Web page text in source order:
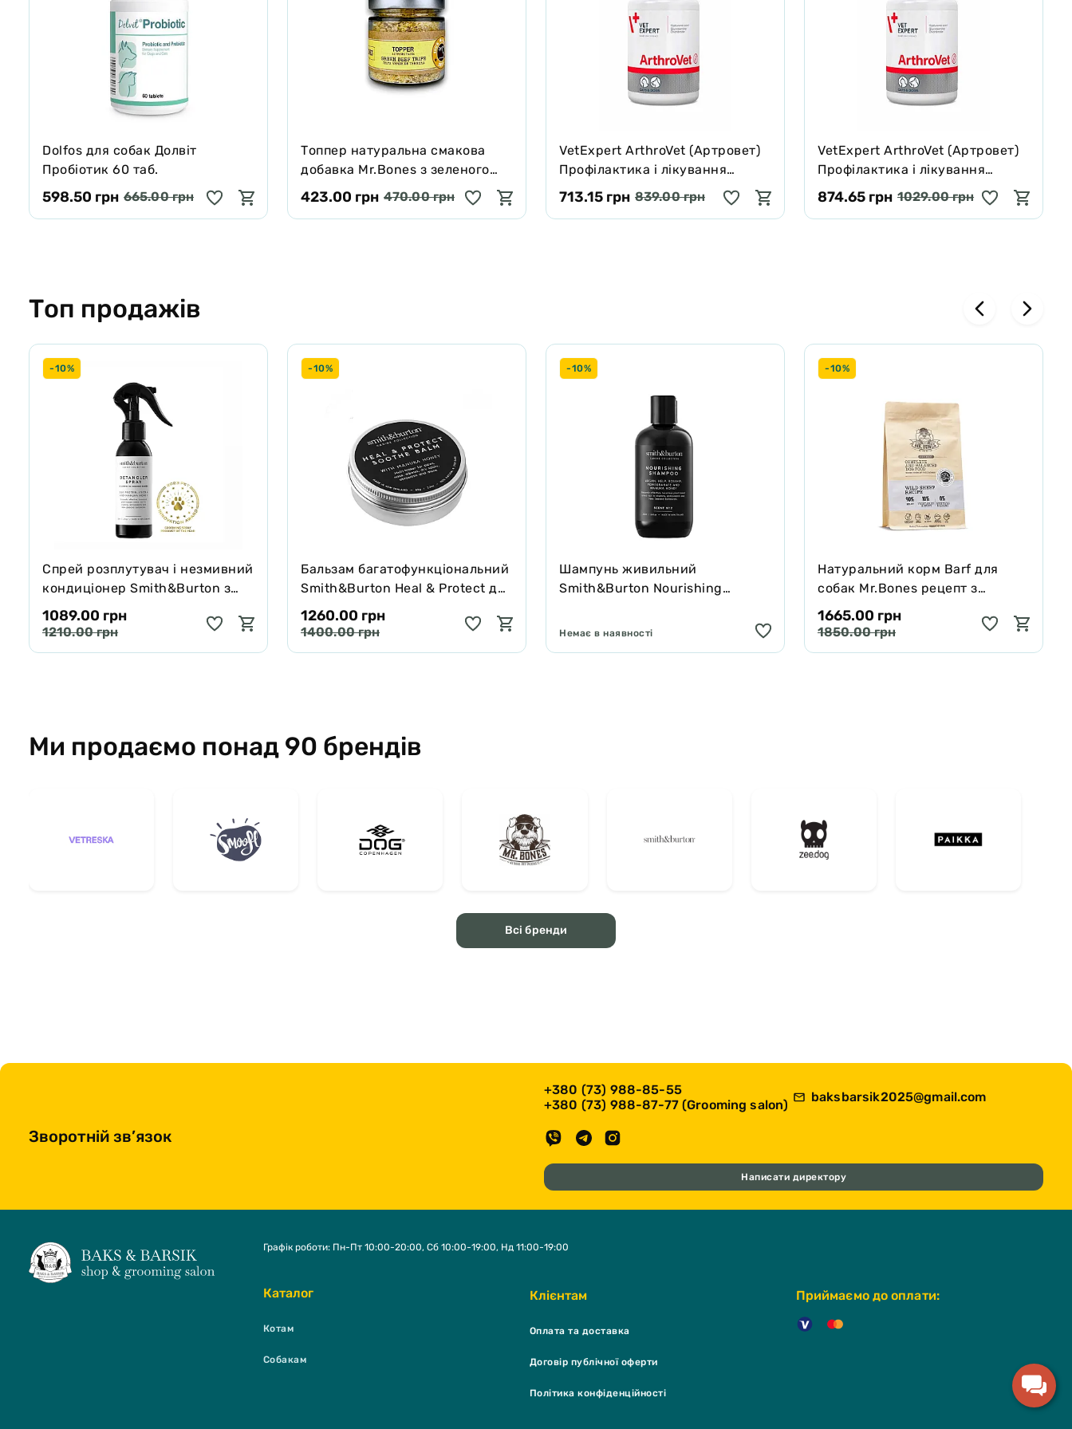
Dolfos для собак Долвіт
Пробіотик 60 таб.
598.50 грн 665.00 грн
Tоппер натуральна смакова
добавка Mr.Bones з зеленого
яловичого рубця для собак і
котів 100 г
423.00 грн 470.00 грн
VetExpert ArthroVet (Артровет)
Профілактика і лікування
порушень функцій суглобових
хрящів і суглобів 60 табл
713.15 грн 839.00 грн
VetExpert ArthroVet (Артровет)
Профілактика і лікування
порушень функцій суглобових
хрящів і суглобів 90 табл
874.65 грн 1029.00 грн
Топ продажів
-10%
Спрей розплутувач і незмивний
кондиціонер Smith&Burton з
протеїнами шовку для шерсті
собак і котів 125 мл
1089.00 грн
1210.00 грн
-10%
Бальзам багатофункціональний
Smith&Burton Heal & Protect для
собак і котів зцілює та захищає
65 г
1260.00 грн
1400.00 грн
-10%
Шампунь живильний
Smith&Burton Nourishing
подвійної шерсті собак 250 мл
Немає в наявності
-10%
Натуральний корм Barf для
собак Mr.Bones рецепт з
Муфлона 1 кг
1665.00 грн
1850.00 грн
Ми продаємо понад 90 брендів
Всі бренди
Зворотній зв’язок
+380 (73) 988-85-55
+380 (73) 988-87-77 (Grooming salon)
baksbarsik2025@gmail.com
Написати директору
Каталог
Котам
Собакам
Клієнтам
Оплата та доставка
Договір публічної оферти
Політика конфіденційності
Приймаємо до оплати:
Графік роботи: Пн-Пт 10:00-20:00, Сб 10:00-19:00, Нд 11:00-19:00